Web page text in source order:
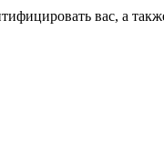
вас, а